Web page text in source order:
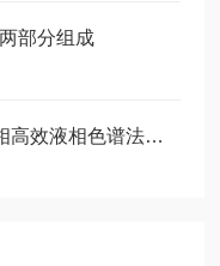
部分组成
【飞诺美色谱】色谱小知识丨反相高效液相色谱法的优势